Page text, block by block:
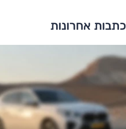
כתבות אחרונות